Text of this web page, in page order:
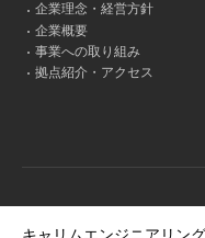
企業理念・経営方針
企業概要
事業への取り組み
拠点紹介・アクセス